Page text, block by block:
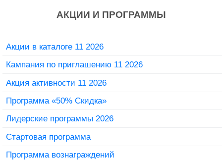
АКЦИИ И ПРОГРАММЫ
Акции в каталоге 11 2026
Кампания по приглашению 11 2026
Акция активности 11 2026
Программа «50% Скидка»
Лидерские программы 2026
Стартовая программа
Программа вознаграждений